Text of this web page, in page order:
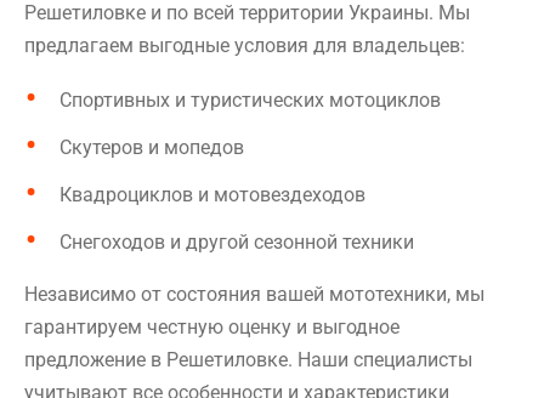
Решетиловке и по всей территории Украины. Мы
предлагаем выгодные условия для владельцев:
Спортивных и туристических мотоциклов
Скутеров и мопедов
Квадроциклов и мотовездеходов
Снегоходов и другой сезонной техники
Независимо от состояния вашей мототехники, мы
гарантируем честную оценку и выгодное
предложение в Решетиловке. Наши специалисты
учитывают все особенности и характеристики